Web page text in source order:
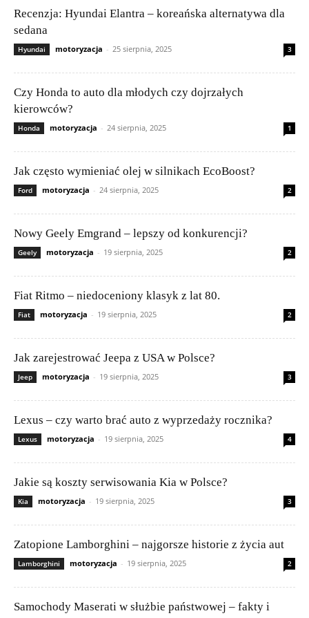
Recenzja: Hyundai Elantra – koreańska alternatywa dla
sedana
Hyundai motoryzacja - 25 sierpnia, 2025 3
Czy Honda to auto dla młodych czy dojrzałych
kierowców?
Honda motoryzacja - 24 sierpnia, 2025 1
Jak często wymieniać olej w silnikach EcoBoost?
Ford motoryzacja - 24 sierpnia, 2025 2
Nowy Geely Emgrand – lepszy od konkurencji?
Geely motoryzacja - 19 sierpnia, 2025 2
Fiat Ritmo – niedoceniony klasyk z lat 80.
Fiat motoryzacja - 19 sierpnia, 2025 2
Jak zarejestrować Jeepa z USA w Polsce?
Jeep motoryzacja - 19 sierpnia, 2025 3
Lexus – czy warto brać auto z wyprzedaży rocznika?
Lexus motoryzacja - 19 sierpnia, 2025 4
Jakie są koszty serwisowania Kia w Polsce?
Kia motoryzacja - 19 sierpnia, 2025 3
Zatopione Lamborghini – najgorsze historie z życia aut
Lamborghini motoryzacja - 19 sierpnia, 2025 2
Samochody Maserati w służbie państwowej – fakty i